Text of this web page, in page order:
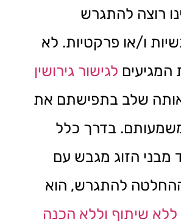
רוצה להתגרש
ו/או פרקטיות. לא
המגיעים לגישור גירושין
שלב בתפישתם את
בדרך כלל
הזוג מגבש עם
להתגרש, הוא
ללא שיתוף וללא הכנה